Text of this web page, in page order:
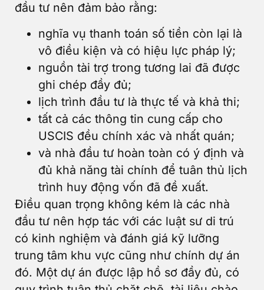
đầu tư nên đảm bảo rằng:
nghĩa vụ thanh toán số tiền còn lại là
vô điều kiện và có hiệu lực pháp lý;
nguồn tài trợ trong tương lai đã được
ghi chép đầy đủ;
lịch trình đầu tư là thực tế và khả thi;
tất cả các thông tin cung cấp cho
USCIS đều chính xác và nhất quán;
và nhà đầu tư hoàn toàn có ý định và
đủ khả năng tài chính để tuân thủ lịch
trình huy động vốn đã đề xuất.
Điều quan trọng không kém là các nhà
đầu tư nên hợp tác với các luật sư di trú
có kinh nghiệm và đánh giá kỹ lưỡng
trung tâm khu vực cũng như chính dự án
đó. Một dự án được lập hồ sơ đầy đủ, có